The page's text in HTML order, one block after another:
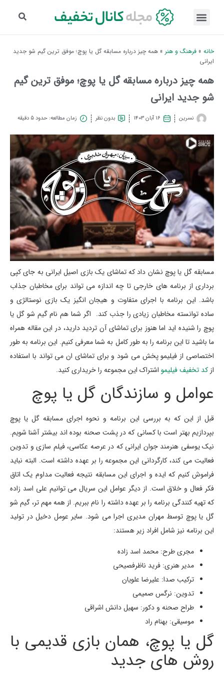
خانه » فرهنگ و هنر » همه چیز درباره مسابقه گل یا پوچ؛ موفق ترین گیم شو جدید
ایرانی
همه چیز درباره مسابقه گل یا پوچ؛ موفق ترین گیم
شو جدید ایرانی
نسرین ۱۶ آبان ۱۴۰۳ بدون نظر زمان مطالعه: حدود 5 دقیقه
مسابقه گل یا پوچ نشان داد که تماشای یک بازی اصیل ایرانی به جای کپی
برداری از برنامه های خارجی تا چه اندازه می تواند برای مخاطبان جذاب
باشد. این برنامه با اجرای متفاوت و هیجان انگیز یک بازی نوستالژی و
ساده توانسته مخاطبان زیادی را جذب کند. اگر شما هم نام گیم شو گل یا
پوچ را شنیده اید اما هنوز برای تماشای آن تردید دارید، در این مقاله همراه
ما باشید تا این برنامه را به طور کامل به شما معرفی کنیم. این برنامه به طور
اختصاصی از فیلیمو پخش می شود و برای تماشای ان می تواند با استفاده
ازکد تخفیف فیلیمو اشتراک این مجموعه را خریداری کنید.
عوامل و سازندگان گل یا پوچ
قبل از این که به بررسی این برنامه و نحوه اجرای مسابقه گل یا پوچ
بپردازیم بهتر است با کسانی که در پشت صحنه بوده اند بیشتر آشنا شویم.
نیک یوسفی هنرمند جوان ایرانی که در عرصه عکاسی، فیلم سازی و تدوین
فعالیت می کند، کارگردانی این مجموعه را بر عهده داشته است. البته نباید
فراموش کنیم که ایده و اجرای این مسابقه نتیجه فعالیت مداوم یک اتاق
فکر فعال و خلاق است. از دیگر عوامل این سریال می توانیم علی اسد زاده
که تهیه کنندگی برنامه را بر عهده داشته را نام ببریم. از همه مهم تر، گیم شو
گل یا پوچ توسط مهران مدیری اجرا می شود. سایر عومل دخیل در تولید
این برنامه نیز شامل افراد زیر هستند:
مجری طرح: محمد اسد زاده
مدیر هنری: فرید ناظرفصیحی
ترکیب صدا: علیرضا علویان
تدوین: نرگس صمیمی
طراح صحنه و دکور: سهیل دانش اشراقی
موسیقی: بهنام راد
گل یا پوچ، همان بازی قدیمی با
روش های جدید